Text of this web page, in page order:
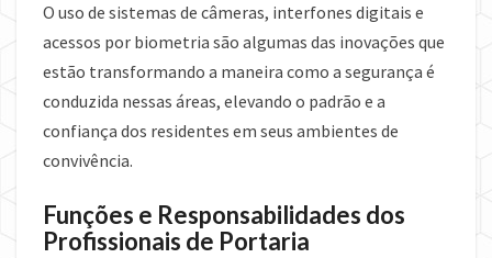
O uso de sistemas de câmeras, interfones digitais e
acessos por biometria são algumas das inovações que
estão transformando a maneira como a segurança é
conduzida nessas áreas, elevando o padrão e a
confiança dos residentes em seus ambientes de
convivência.
Funções e Responsabilidades dos
Profissionais de Portaria